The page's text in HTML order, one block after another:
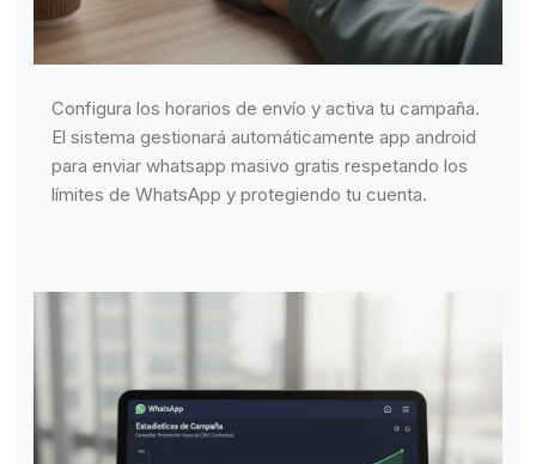
Configura los horarios de envío y activa tu campaña.
El sistema gestionará automáticamente app android
para enviar whatsapp masivo gratis respetando los
límites de WhatsApp y protegiendo tu cuenta.